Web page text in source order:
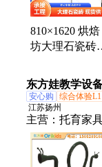
810×1620 烘焙
坊大理石瓷砖
多样规格
东方娃教学设
安心购 综合体验L1
江苏扬州
主营： 托育家
大型组合滑梯